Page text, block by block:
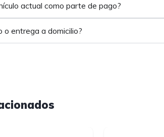
actual como parte de pago?
o entrega a domicilio?